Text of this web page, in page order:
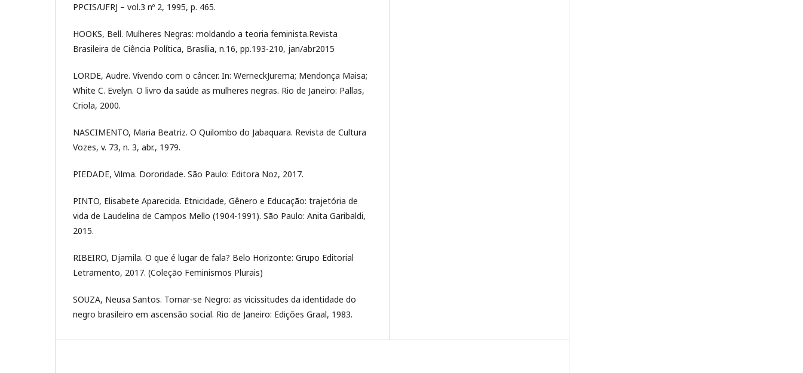
PPCIS/UFRJ – vol.3 nº 2, 1995, p. 465.
HOOKS, Bell. Mulheres Negras: moldando a teoria feminista.Revista
Brasileira de Ciência Política, Brasília, n.16, pp.193-210, jan/abr2015
LORDE, Audre. Vivendo com o câncer. In: WerneckJurema; Mendonça Maisa;
White C. Evelyn. O livro da saúde as mulheres negras. Rio de Janeiro: Pallas,
Criola, 2000.
NASCIMENTO, Maria Beatriz. O Quilombo do Jabaquara. Revista de Cultura
Vozes, v. 73, n. 3, abr., 1979.
PIEDADE, Vilma. Dororidade. São Paulo: Editora Noz, 2017.
PINTO, Elisabete Aparecida. Etnicidade, Gênero e Educação: trajetória de
vida de Laudelina de Campos Mello (1904-1991). São Paulo: Anita Garibaldi,
2015.
RIBEIRO, Djamila. O que é lugar de fala? Belo Horizonte: Grupo Editorial
Letramento, 2017. (Coleção Feminismos Plurais)
SOUZA, Neusa Santos. Tornar-se Negro: as vicissitudes da identidade do
negro brasileiro em ascensão social. Rio de Janeiro: Edições Graal, 1983.